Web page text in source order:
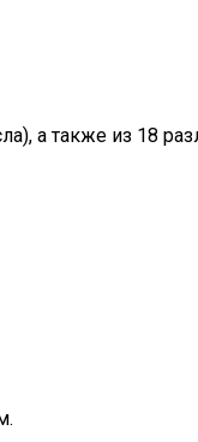
а также из 18